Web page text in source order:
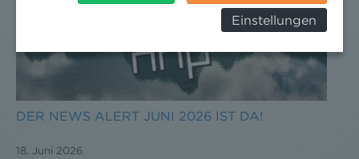
DER NEWS ALERT JUNI 2026 IST DA!
18. Juni 2026
Behörden, zu Kontroll- und zu
Überwachungszwecken, verarbeitet werden und
werden können. Zudem finden Sie am
Bildschirmrand ein Cookie-Icon wo Sie jederzeit Ihre
Einwilligung widerrufen und Widerspruch ausüben.
Datenschutzerklärung
Einstellungen